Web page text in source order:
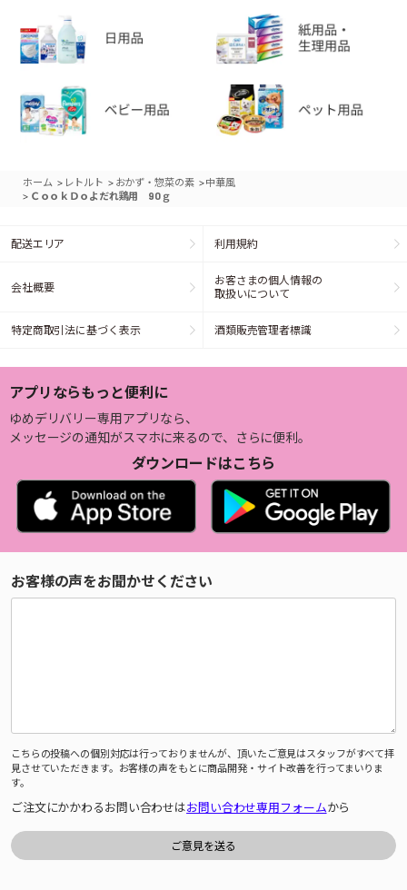
ホーム > レトルト > おかず・惣菜の素 >中華風
> ＣｏｏｋＤｏよだれ鶏用 90ｇ
配送エリア 利用規約
会社概要
お客さまの個人情報の
取扱いについて
特定商取引法に基づく表示 酒類販売管理者標識
アプリならもっと便利に
ゆめデリバリー専用アプリなら、
メッセージの通知がスマホに来るので、さらに便利。
ダウンロードはこちら
お客様の声をお聞かせください
こちらの投稿への個別対応は行っておりませんが、頂いたご意見はスタッフがすべて拝
見させていただきます。お客様の声をもとに商品開発・サイト改善を行ってまいりま
す。
ご注文にかかわるお問い合わせはお問い合わせ専用フォームから